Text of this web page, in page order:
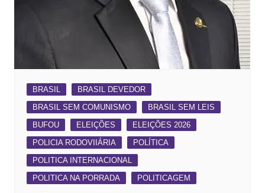
BRASIL
BRASIL DEVEDOR
BRASIL SEM COMUNISMO
BRASIL SEM LEIS
BUFOU
ELEIÇÕES
ELEIÇÕES 2026
POLICIA RODOVIIÁRIA
POLÍTICA
POLITICA INTERNACIONAL
POLITICA NA PORRADA
POLITICAGEM